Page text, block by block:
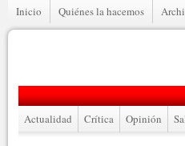
Inicio Quiénes la hacemos
Actualidad Crítica Opinión